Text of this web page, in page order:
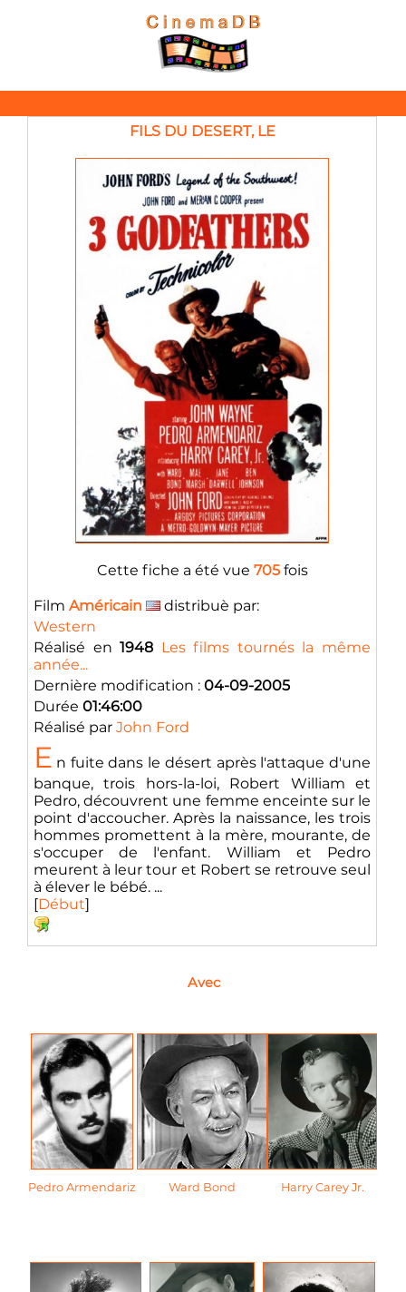
FILS DU DESERT, LE
Cette fiche a été vue 705fois
Film Américain
distribuè par:
Western
Réalisé en1948 Les films tournés la même
année...
Dernière modification : 04-09-2005
Durée 01:46:00
Réalisé par John Ford
E n fuite dans le désert après l'attaque d'une
banque, trois hors-la-loi, Robert William et
Pedro, découvrent une femme enceinte sur le
point d'accoucher. Après la naissance, les trois
hommes promettent à la mère, mourante, de
s'occuper de l'enfant. William et Pedro
meurent à leur tour et Robert se retrouve seul
à élever le bébé. ...
[Début]
Avec
Pedro Armendariz Ward Bond Harry Carey Jr.